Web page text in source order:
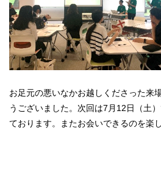
お足元の悪いなかお越しくださった来
うございました。次回は7月12日（土
ております。またお会いできるのを楽